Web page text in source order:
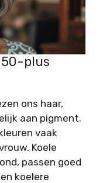
50-plus
ons haar,
aan pigment.
vaak
Koele
passen goed
koelere